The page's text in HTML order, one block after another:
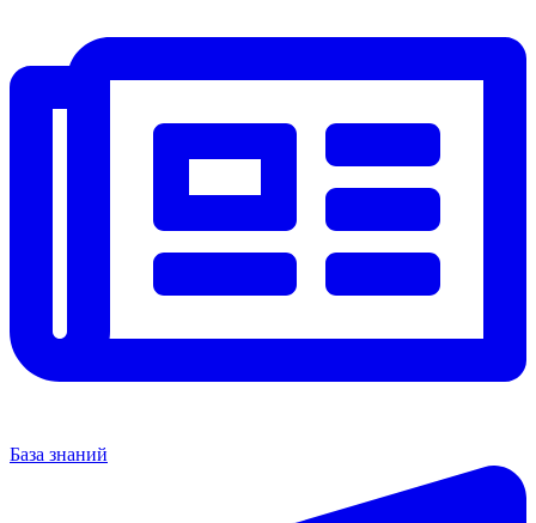
База знаний